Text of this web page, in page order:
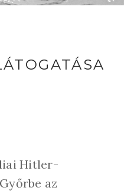
Hitler-
az